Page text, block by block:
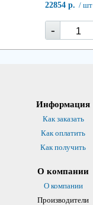
22854 р. / шт
-
Информация
Как заказать
Как оплатить
Как получить
О компании
О компании
Производители